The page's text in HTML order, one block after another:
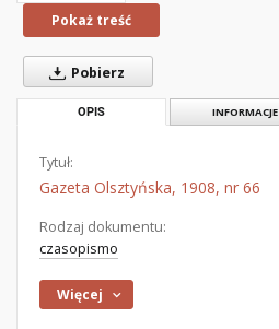
Pokaż treść
Pobierz
OPIS INFORMACJE
Tytuł:
Gazeta Olsztyńska, 1908, nr 66
Rodzaj dokumentu:
czasopismo
Więcej